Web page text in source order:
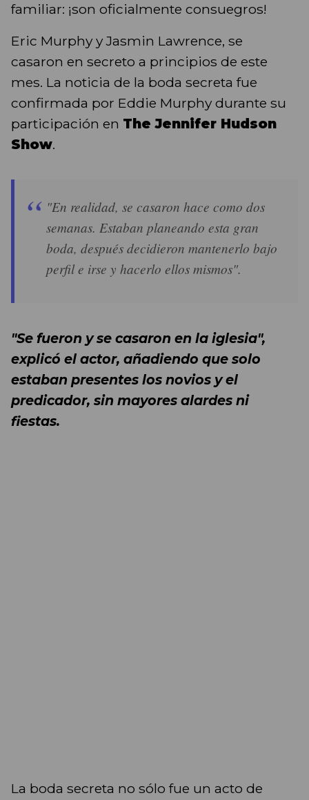
familiar: ¡son oficialmente consuegros!
Eric Murphy y Jasmin Lawrence, se
casaron en secreto a principios de este
mes. La noticia de la boda secreta fue
confirmada por Eddie Murphy durante su
participación en The Jennifer Hudson
Show.
"En realidad, se casaron hace como dos
semanas. Estaban planeando esta gran
boda, después decidieron mantenerlo bajo
perfil e irse y hacerlo ellos mismos".
"Se fueron y se casaron en la iglesia",
explicó el actor, añadiendo que solo
estaban presentes los novios y el
predicador, sin mayores alardes ni
fiestas.
La boda secreta no sólo fue un acto de